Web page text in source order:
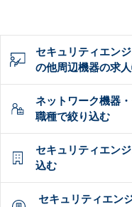
セキュリティエン
の他周辺機器の求
ネットワーク機器
職種で絞り込む
セキュリティエン
込む
セキュリティエン